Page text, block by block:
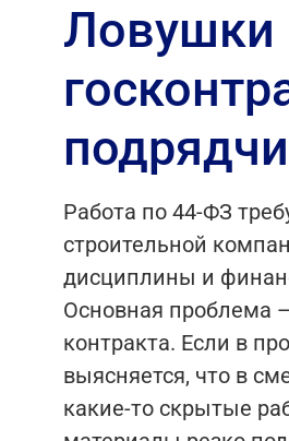
Ловушки
Работа по 44-ФЗ
строительной
дисциплины и
Основная проблема
контракта. Если в
выясняется, что в
какие-то скрытые